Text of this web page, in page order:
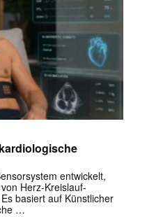
entwickelt,
Herz-Kreislauf-
basiert auf Künstlicher
…